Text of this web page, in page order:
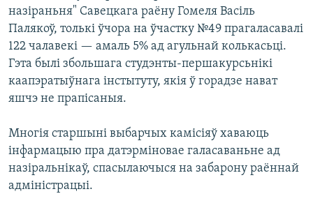
назіраньня" Савецкага раёну Гомеля Васіль
Палякоў, толькі ўчора на ўчастку №49 прагаласавалі
122 чалавекі — амаль 5% ад агульнай колькасьці.
Гэта былі збольшага студэнты-першакурсьнікі
каапэратыўнага інстытуту, якія ў горадзе нават
яшчэ не прапісаныя.
Многія старшыні выбарчых камісіяў хаваюць
інфармацыю пра датэрміновае галасаваньне ад
назіральнікаў, спасылаючыся на забарону раённай
адміністрацыі.